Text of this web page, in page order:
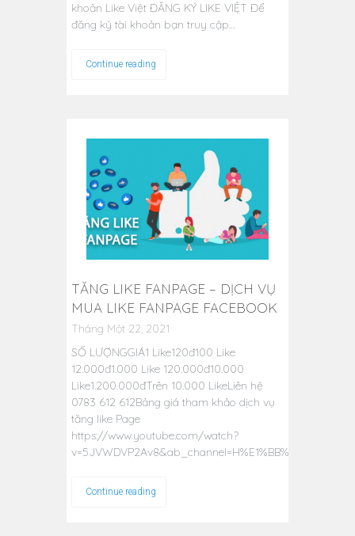
khoản Like Việt ĐĂNG KÝ LIKE VIỆT Để
đăng ký tài khoản bạn truy cập…
Continue reading
TĂNG LIKE FANPAGE – DỊCH VỤ
MUA LIKE FANPAGE FACEBOOK
Tháng Một 22, 2021
SỐ LƯỢNGGIÁ1 Like120đ100 Like
12.000đ1.000 Like 120.000đ10.000
Like1.200.000đTrên 10.000 LikeLiên hệ
0783 612 612Bảng giá tham khảo dịch vụ
tăng like Page
https://www.youtube.com/watch?
Continue reading